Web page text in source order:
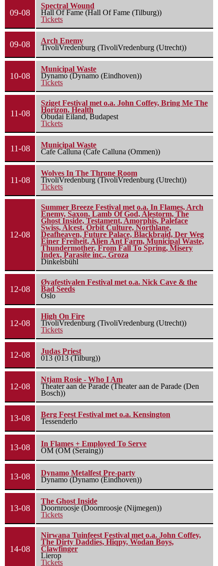
09-08
Spectral Wound
Hall Of Fame (Hall Of Fame (Tilburg))
Tickets
09-08
Arch Enemy
TivoliVredenburg (TivoliVredenburg (Utrecht))
10-08
Municipal Waste
Dynamo (Dynamo (Eindhoven))
Tickets
11-08
Sziget Festival met o.a. John Coffey, Bring Me The
Horizon, Health
Óbudai Eiland, Budapest
Tickets
11-08
Municipal Waste
Cafe Calluna (Cafe Calluna (Ommen))
11-08
Wolves In The Throne Room
TivoliVredenburg (TivoliVredenburg (Utrecht))
Tickets
12-08
Summer Breeze Festival met o.a. In Flames, Arch
Enemy, Saxon, Lamb Of God, Alestorm, The
Ghost Inside, Testament, Amorphis, Paleface
Swiss, Alcest, Orbit Culture, Northlane,
Deafheaven, Future Palace, Blackbraid, Der Weg
Einer Freiheit, Alien Ant Farm, Municipal Waste,
Thundermother, From Fall To Spring, Misery
Index, Parasite inc., Groza
Dinkelsbühl
12-08
Øyafestivalen Festival met o.a. Nick Cave & the
Bad Seeds
Oslo
12-08
High On Fire
TivoliVredenburg (TivoliVredenburg (Utrecht))
Tickets
12-08
Judas Priest
013 (013 (Tilburg))
12-08
Ntjam Rosie - Who I Am
Theater aan de Parade (Theater aan de Parade (Den
Bosch))
13-08
Berg Feest Festival met o.a. Kensington
Tessenderlo
13-08
In Flames + Employed To Serve
OM (OM (Seraing))
13-08
Dynamo Metalfest Pre-party
Dynamo (Dynamo (Eindhoven))
13-08
The Ghost Inside
Doornroosje (Doornroosje (Nijmegen))
Tickets
14-08
Nirwana Tuinfeest Festival met o.a. John Coffey,
The Dirty Daddies, Hiqpy, Wodan Boys,
Clawfinger
Lierop
Tickets